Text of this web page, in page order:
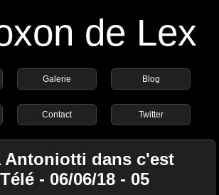
de Lex
Galerie Blog
Contact Twitter
Antoniotti dans c'est
- 06/06/18 - 05